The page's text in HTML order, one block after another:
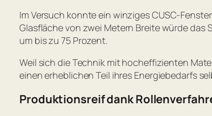
Im Versuch konnte ein winziges CUSC-
Glasfläche von zwei Metern Breite würde
um bis zu 75 Prozent.
Weil sich die Technik mit hocheffizienten
einen erheblichen Teil ihres Energiebedarfs
Produktionsreif dank